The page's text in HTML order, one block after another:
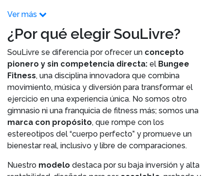
Ver más
¿Por qué elegir SouLivre?
SouLivre se diferencia por ofrecer un concepto
pionero y sin competencia directa: el Bungee
Fitness, una disciplina innovadora que combina
movimiento, música y diversión para transformar el
ejercicio en una experiencia única. No somos otro
gimnasio ni una franquicia de fitness más; somos una
marca con propósito, que rompe con los
estereotipos del “cuerpo perfecto” y promueve un
bienestar real, inclusivo y libre de comparaciones.
Nuestro modelo destaca por su baja inversión y alta